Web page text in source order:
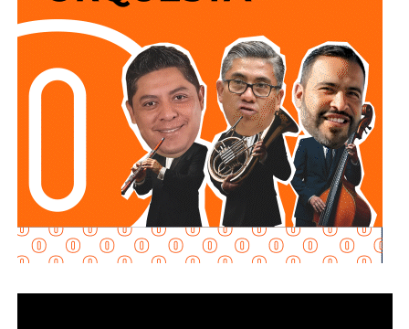
pertenece a dos de los grupos empresariales más
grandes de México: uno controlado por el magnateCarlos
Slim, y otro por el financiero regiomontano
David
Martínez Guzmán, en sociedad con la cúpula deGrupo
Aquos El Realito es una sociedad integrada porAqualia
Gestión Integral de Agua
(44%) yAqualia
Infraestructura(5%), filiales del grupo españolFCC;
Conoinsa
(50.999%), filial deEmpresas ICA ; yServicios
de Agua Trident(0.001%), filial de la japonesa Mitsui.